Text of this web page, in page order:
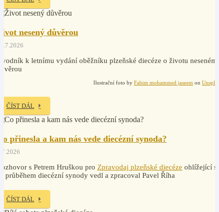
nesený důvěrou
k letnímu vydání oběžníku plzeňské diecéze o životu neseném
Ilustrační foto by Fahim mohammed jaseem on
ČÍST DÁL
přinesla a kam nás vede diecézní synoda?
s Petrem Hruškou pro Zpravodaj plzeňské diecéze ohlížející
průběhem diecézní synody vedl a zpracoval Pavel Říha
ČÍST DÁL